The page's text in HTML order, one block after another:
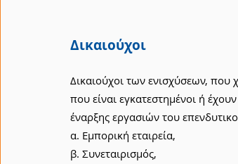
Δικαιούχοι
Δικαιούχοι των ενισχύσεων, που
που είναι εγκατεστημένοι ή
έναρξης εργασιών του
α. Εμπορική εταιρεία,
β. Συνεταιρισμός,